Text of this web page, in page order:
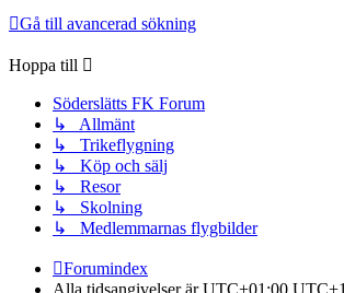
Gå till avancerad sökning
Hoppa till
Söderslätts FK Forum
↳ Allmänt
↳ Trikeflygning
↳ Köp och sälj
↳ Resor
↳ Skolning
↳ Medlemmarnas flygbilder
Forumindex